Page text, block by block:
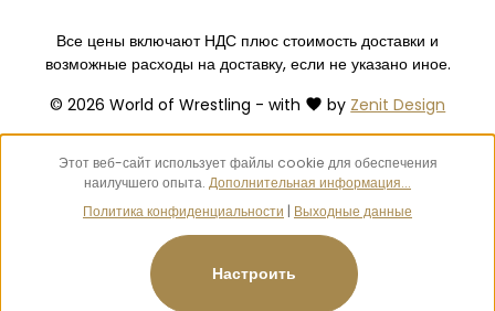
© 2026 World of Wrestling - with by Zenit Design
Все цены включают НДС плюс стоимость доставки и
возможные расходы на доставку, если не указано иное.
Этот веб-сайт использует файлы cookie для обеспечения
наилучшего опыта. Дополнительная информация...
Политика конфиденциальности | Выходные данные
Настроить